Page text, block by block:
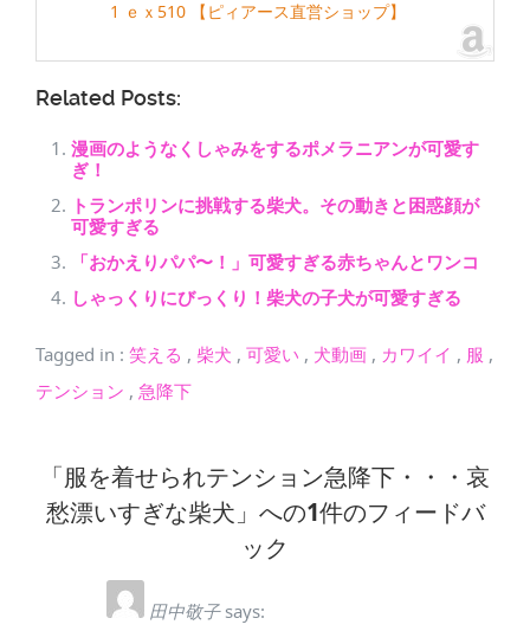
1 ｅｘ510 【ピィアース直営ショップ】
Related Posts:
漫画のようなくしゃみをするポメラニアンが可愛す
ぎ！
トランポリンに挑戦する柴犬。その動きと困惑顔が
可愛すぎる
「おかえりパパ〜！」可愛すぎる赤ちゃんとワンコ
しゃっくりにびっくり！柴犬の子犬が可愛すぎる
Tagged in : 笑える , 柴犬 , 可愛い , 犬動画 , カワイイ , 服 ,
テンション , 急降下
「服を着せられテンション急降下・・・哀
愁漂いすぎな柴犬」への1件のフィードバ
ック
田中敬子 says: